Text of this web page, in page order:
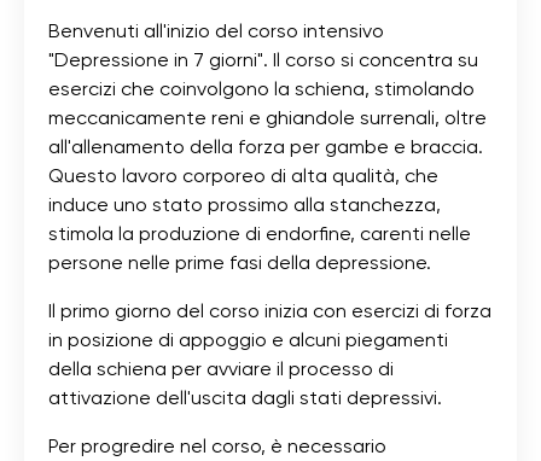
Benvenuti all'inizio del corso intensivo
"Depressione in 7 giorni". Il corso si concentra su
esercizi che coinvolgono la schiena, stimolando
meccanicamente reni e ghiandole surrenali, oltre
all'allenamento della forza per gambe e braccia.
Questo lavoro corporeo di alta qualità, che
induce uno stato prossimo alla stanchezza,
stimola la produzione di endorfine, carenti nelle
persone nelle prime fasi della depressione.
Il primo giorno del corso inizia con esercizi di forza
in posizione di appoggio e alcuni piegamenti
della schiena per avviare il processo di
attivazione dell'uscita dagli stati depressivi.
Per progredire nel corso, è necessario